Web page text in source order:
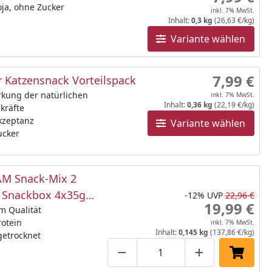
ohne Zucker
Variante wählen
inkl. 7% MwSt.
Inhalt:0,3 kg (26,63 €/kg)
Katzensnack Vorteilspack
der natürlichen
Variante wählen
7,99 €
inkl. 7% MwSt.
Inhalt:0,36 kg (22,19 €/kg)
Snack-Mix 2
4x35g
Qualität
Produktmenge um eins
Produktmenge manuell
Produktmenge
In den
-12% UVP 22,96 €
19,99 €
inkl. 7% MwSt.
Inhalt:0,145 kg (137,86 €/kg)